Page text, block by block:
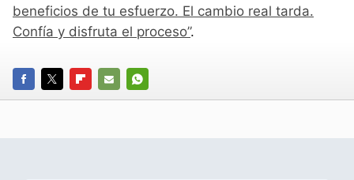
beneficios de tu esfuerzo. El cambio real tarda.
Confía y disfruta el proceso”.
FACEBOOK
TWITTERFLIPBOARD
E-
WHATSAPP